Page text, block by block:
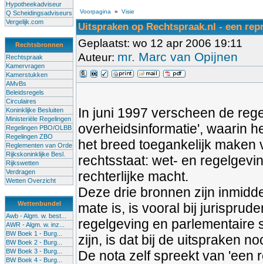
Hypotheekadviseur
Q Scheidingsadviseurs
Vergelijk.com
Rechtsbronnen
Rechtspraak
Kamervragen
Kamerstukken
AMvBs
Beleidsregels
Circulaires
Koninklijke Besluiten
Ministeriële Regelingen
Regelingen PBO/OLBB
Regelingen ZBO
Reglementen van Orde
Rijkskoninklijke Besl.
Rijkswetten
Verdragen
Wetten Overzicht
Wettenbundel
Awb - Algm. w. best...
AWR - Algm. w. inz...
BW Boek 1 - Burg...
BW Boek 2 - Burg...
BW Boek 3 - Burg...
BW Boek 4 - Burg...
Voorpagina » Visie
Uitspraken op Rechtspraak.nl - een
Geplaatst: wo 12 apr 2006 19:11
Auteur: mr. Marc van Opijnen
In juni 1997 verscheen de
overheidsinformatie', waarin
het breed toegankelijk
rechtsstaat: wet- en
rechterlijke macht.
Deze drie bronnen zijn
mate is, is vooral bij
regelgeving en parlementaire
zijn, is dat bij de uitspraken
De nota zelf spreekt van 'een